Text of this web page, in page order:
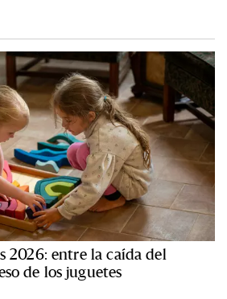
2026: entre la caída del
de los juguetes